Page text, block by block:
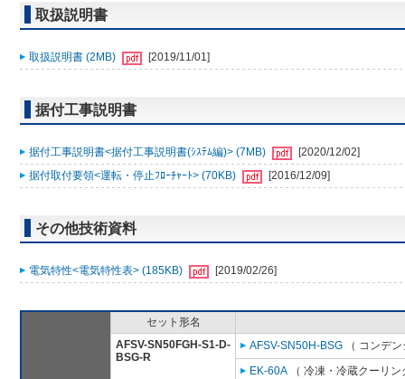
取扱説明書
取扱説明書 (2MB) [2019/11/01]
据付工事説明書
据付工事説明書<据付工事説明書(ｼｽﾃﾑ編)> (7MB)
[2020/12/02]
据付取付要領<運転・停止ﾌﾛｰﾁｬｰﾄ> (70KB)
[2016/12/09]
その他技術資料
電気特性<電気特性表> (185KB) [2019/02/26]
セット形名
AFSV-SN50FGH-S1-D-
BSG-R
AFSV-SN50H-BSG （ コンデ
EK-60A （ 冷凍・冷蔵クーリ